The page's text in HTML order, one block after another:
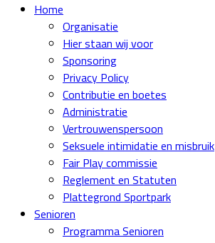
Home
Organisatie
Hier staan wij voor
Sponsoring
Privacy Policy
Contributie en boetes
Administratie
Vertrouwenspersoon
Seksuele intimidatie en misbruik
Fair Play commissie
Reglement en Statuten
Plattegrond Sportpark
Senioren
Programma Senioren